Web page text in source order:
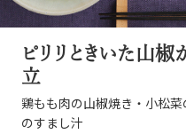
ピリリときいた山
立
鶏もも肉の山椒焼き・小松
のすまし汁